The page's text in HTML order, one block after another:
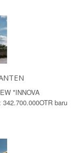
*INNOVA
baru